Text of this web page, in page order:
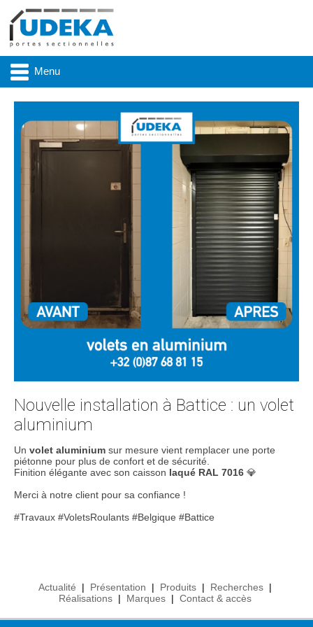
Menu
Actualité
Présentation
Contact & accès
Nouvelle installation à Battice : un volet
aluminium
Un volet aluminium sur mesure vient remplacer une porte
piétonne pour plus de confort et de sécurité.
Finition élégante avec son caisson laqué RAL 7016 💎
Merci à notre client pour sa confiance !
#Travaux #VoletsRoulants #Belgique #Battice
Actualité | Présentation | Produits | Recherches |
Réalisations | Marques | Contact & accès